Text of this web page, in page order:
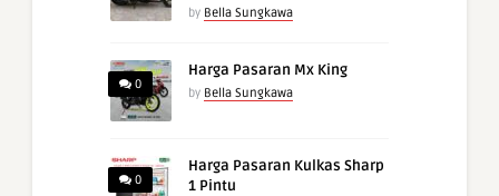
by Bella Sungkawa
0
Harga Pasaran Mx King
by Bella Sungkawa
0
Harga Pasaran Kulkas Sharp
1 Pintu